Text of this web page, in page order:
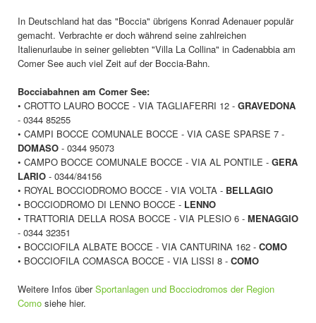
In Deutschland hat das "Boccia" übrigens Konrad Adenauer populär
gemacht. Verbrachte er doch während seine zahlreichen
Italienurlaube in seiner geliebten "Villa La Collina" in Cadenabbia am
Comer See auch viel Zeit auf der Boccia-Bahn.
Bocciabahnen am Comer See:
• CROTTO LAURO BOCCE - VIA TAGLIAFERRI 12 - GRAVEDONA
- 0344 85255
• CAMPI BOCCE COMUNALE BOCCE - VIA CASE SPARSE 7 -
DOMASO - 0344 95073
• CAMPO BOCCE COMUNALE BOCCE - VIA AL PONTILE - GERA
LARIO - 0344/84156
• ROYAL BOCCIODROMO BOCCE - VIA VOLTA - BELLAGIO
• BOCCIODROMO DI LENNO BOCCE - LENNO
• TRATTORIA DELLA ROSA BOCCE - VIA PLESIO 6 - MENAGGIO
- 0344 32351
• BOCCIOFILA ALBATE BOCCE - VIA CANTURINA 162 - COMO
• BOCCIOFILA COMASCA BOCCE - VIA LISSI 8 - COMO
Weitere Infos überSportanlagen und Bocciodromos der Region
Como siehe hier.